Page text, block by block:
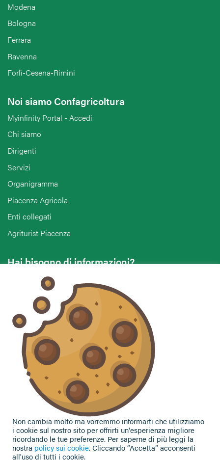
Modena
Bologna
Ferrara
Ravenna
Forlì-Cesena-Rimini
Noi siamo Confagricoltura
Myinfinity Portal - Accedi
Chi siamo
Dirigenti
Servizi
Organigramma
Piacenza Agricola
Enti collegati
Agriturist Piacenza
Hai bisogno di informazioni?
Vuoi contattarci per ricevere assistenza, lasciare un
commento o chiedere informazioni?
CONTATTACI
Seguici sui social
Privacy Policy|Cookie Policy
Non cambia molto ma vorremmo informarti che utilizziamo
i cookie sul nostro sito per offrirti un'esperienza migliore
ricordando le tue preferenze. Per saperne di più leggi la
nostra policy sui cookie. Cliccando “Accetta” acconsenti
all'uso di tutti i cookie.